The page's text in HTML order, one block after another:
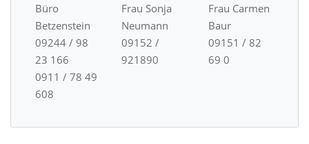
Büro
Betzenstein
09244 / 98
23 166
0911 / 78 49
608
Frau Sonja
Neumann
09152 /
921890
Frau Carmen
Baur
09151 / 82
69 0